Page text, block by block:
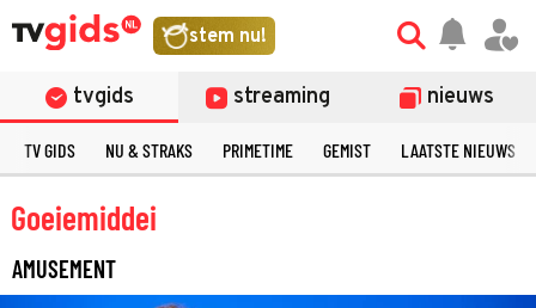
stem nu!
tvgids streaming nieuws
TV GIDS NU & STRAKS PRIMETIME GEMIST LAATSTE NIEUWS
Goeiemiddei
AMUSEMENT